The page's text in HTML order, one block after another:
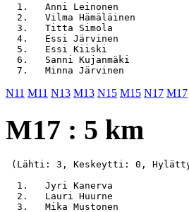
1.   Anni Leinonen
2.   Vilma Hämäläinen
3.   Titta Simola
4.   Essi Järvinen
5.   Essi Kiiski
6.   Sanni Kujanmäki
N11 M11 N13 M13 N15 M15 N17 M17
M17 : 5 km
(Lähti: 3, Keskeytti: 0,
1.   Jyri Kanerva
2.   Lauri Huurne